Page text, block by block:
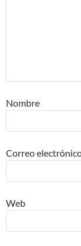
Nombre
Correo
Web